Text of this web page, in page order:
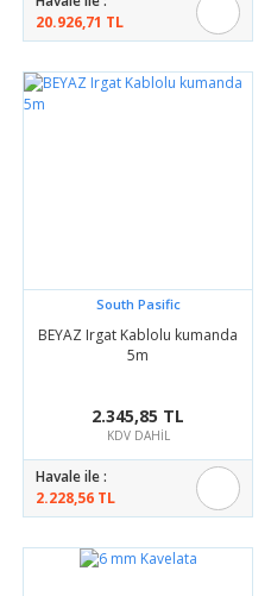
20.926,71 TL
South Pasific
BEYAZ Irgat Kablolu kumanda
5m
2.345,85 TL
KDV DAHİL
Havale ile :
2.228,56 TL